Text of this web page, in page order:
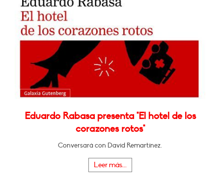
Eduardo Rabasa presenta "El hotel de los
corazones rotos"
Conversará con David Remartínez.
Leer más...